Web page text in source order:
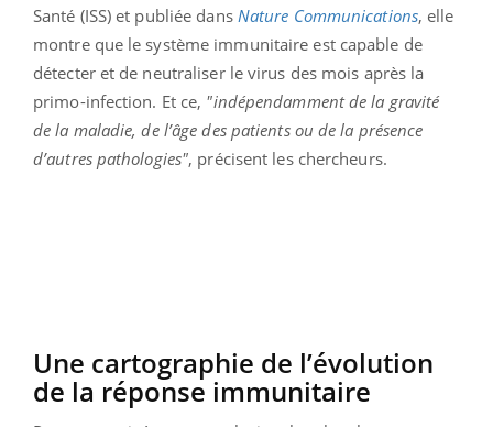
Santé (ISS) et publiée dans Nature Communications, elle
montre que le système immunitaire est capable de
détecter et de neutraliser le virus des mois après la
primo-infection. Et ce, "indépendamment de la gravité
de la maladie, de l’âge des patients ou de la présence
d’autres pathologies", précisent les chercheurs.
Une cartographie de l’évolution
de la réponse immunitaire